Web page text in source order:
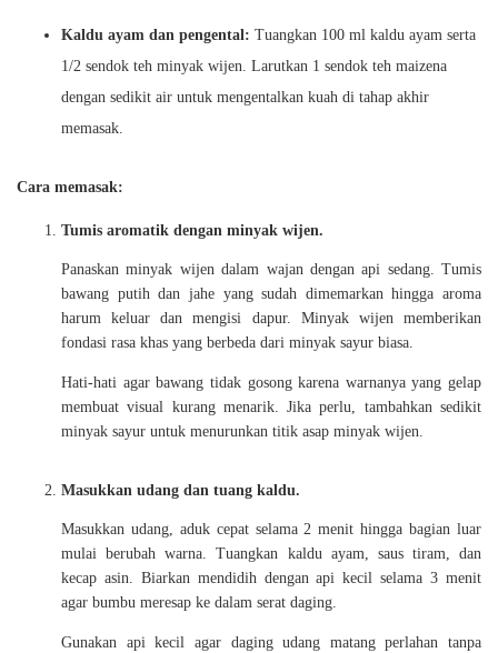
Kaldu ayam dan pengental: Tuangkan 100 ml kaldu ayam serta
1/2 sendok teh minyak wijen. Larutkan 1 sendok teh maizena
dengan sedikit air untuk mengentalkan kuah di tahap akhir
memasak.
Cara memasak:
Tumis aromatik dengan minyak wijen.
Panaskan minyak wijen dalam wajan dengan api sedang. Tumis
bawang putih dan jahe yang sudah dimemarkan hingga aroma
harum keluar dan mengisi dapur. Minyak wijen memberikan
fondasi rasa khas yang berbeda dari minyak sayur biasa.
Hati-hati agar bawang tidak gosong karena warnanya yang gelap
membuat visual kurang menarik. Jika perlu, tambahkan sedikit
minyak sayur untuk menurunkan titik asap minyak wijen.
Masukkan udang dan tuang kaldu.
Masukkan udang, aduk cepat selama 2 menit hingga bagian luar
mulai berubah warna. Tuangkan kaldu ayam, saus tiram, dan
kecap asin. Biarkan mendidih dengan api kecil selama 3 menit
agar bumbu meresap ke dalam serat daging.
Gunakan api kecil agar daging udang matang perlahan tanpa